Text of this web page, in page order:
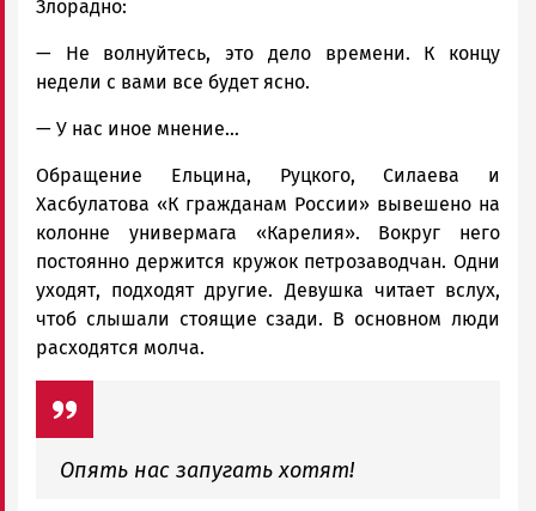
Злорадно:
— Не волнуйтесь, это дело времени. К концу
недели с вами все будет ясно.
— У нас иное мнение...
Обращение Ельцина, Руцкого, Силаева и
Хасбулатова «К гражданам России» вывешено на
колонне универмага «Карелия». Вокруг него
постоянно держится кружок петрозаводчан. Одни
уходят, подходят другие. Девушка читает вслух,
чтоб слышали стоящие сзади. В основном люди
расходятся молча.
Опять нас запугать хотят!